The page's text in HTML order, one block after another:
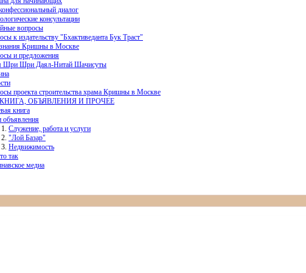
диалог
консультации
вопросы
к издательству "Бхактиведанта Бук Траст"
Кришны в Москве
и предложения
Шри Шри Даял-Нитай Шачисуты
проекта строительства храма Кришны в Москве
ОБЪЯВЛЕНИЯ И ПРОЧЕЕ
книга
Служение, работа и услуги
"Лой Базар"
Недвижимость
так
медиа